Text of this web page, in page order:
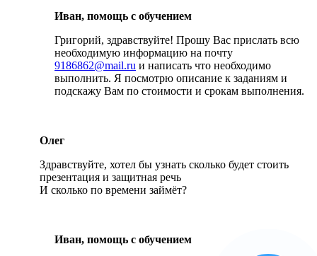
Иван, помощь с обучением
Григорий, здравствуйте! Прошу Вас прислать всю
необходимую информацию на почту
9186862@mail.ru и написать что необходимо
выполнить. Я посмотрю описание к заданиям и
подскажу Вам по стоимости и срокам выполнения.
Олег
Здравствуйте, хотел бы узнать сколько будет стоить
презентация и защитная речь
И сколько по времени займёт?
Иван, помощь с обучением